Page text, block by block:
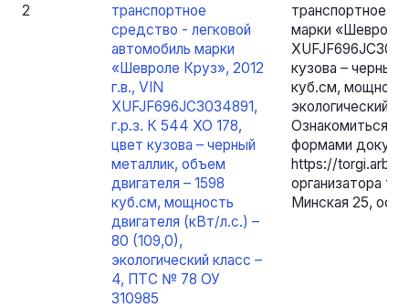
2
транспортное
средство - легковой
автомобиль марки
«Шевроле Круз», 2012
г.в., VIN
XUFJF696JC3034891,
г.р.з. К 544 ХО 178,
цвет кузова – черный
металлик, объем
двигателя – 1598
куб.см, мощность
двигателя (кВт/л.с.) –
80 (109,0),
экологический класс –
4, ПТС № 78 ОУ
310985
транспортное
марки «Шевроле
кузова – черный
куб.см,
экологический
Ознакомиться с
формами
https://
организатора
Минская 25, оф.